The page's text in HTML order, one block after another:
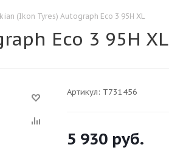
(Ikon Tyres) Autograph Eco 3 95H XL
Eco 3 95H XL
Артикул: T731456
5 930 руб.